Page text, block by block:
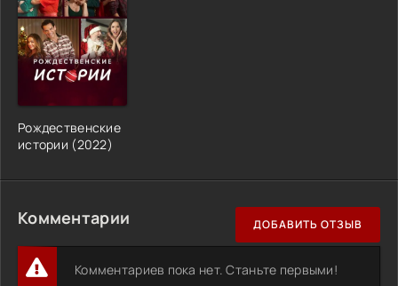
Рождественские
истории (2022)
Комментарии ДОБАВИТЬ ОТЗЫВ
Комментариев пока нет. Станьте первыми!